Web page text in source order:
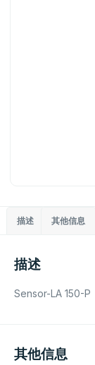
描述 其他信息
描述
Sensor-LA 150-P
其他信息